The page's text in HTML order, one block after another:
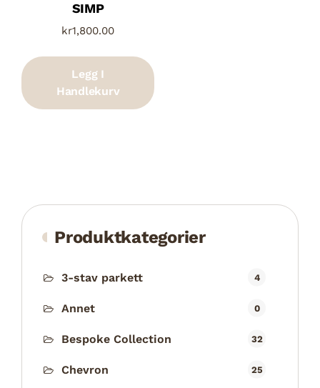
SIMP
kr1,800.00
Legg I
Handlekurv
Produktkategorier
3-stav parkett 4
Annet 0
Bespoke Collection 32
Chevron 25